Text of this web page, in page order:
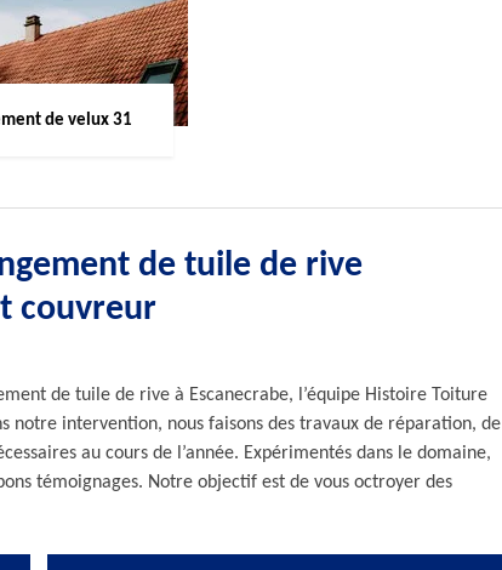
de velux 31
de tuile de rive
couvreur
de tuile de rive à Escanecrabe, l’équipe Histoire Toiture
notre intervention, nous faisons des travaux de réparation, de
au cours de l’année. Expérimentés dans le domaine,
témoignages. Notre objectif est de vous octroyer des